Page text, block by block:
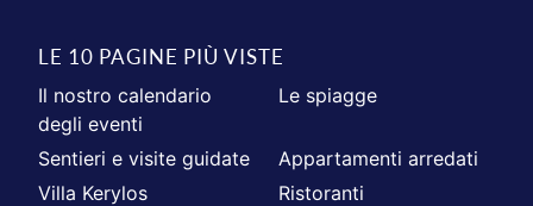
LE 10 PAGINE PIÙ VISTE
Il nostro calendario
degli eventi
Le spiagge
Sentieri e visite guidate
Appartamenti arredati
Villa Kerylos
Ristoranti